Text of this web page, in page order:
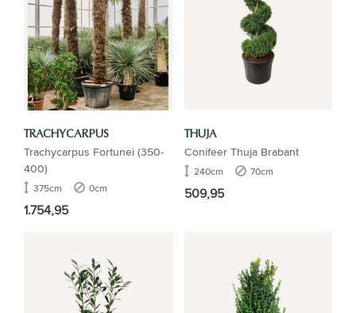
TRACHYCARPUS
Trachycarpus Fortunei (350-
400)
375cm 0cm
1.754,95
THUJA
Conifeer Thuja Brabant
240cm 70cm
509,95